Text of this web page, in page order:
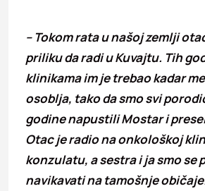
– Tokom rata u našoj zemlji
priliku da radi u Kuvajtu. Tih
klinikama im je trebao kadar
osoblja, tako da smo svi
godine napustili Mostar i
Otac je radio na onkološkoj
konzulatu, a sestra i ja smo se
navikavati na tamošnje